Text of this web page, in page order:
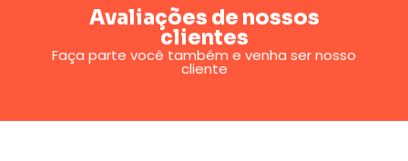
Avaliações de nossos
clientes
Faça parte você também e venha ser nosso
cliente